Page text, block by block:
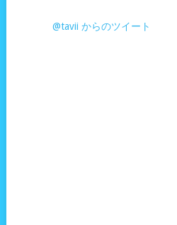
@tavii からのツイート